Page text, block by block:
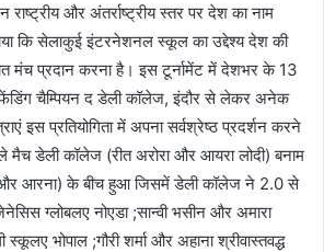
और अंतर्राष्ट्रीय स्तर पर देश का नाम
कि सेलाकुई इंटरनेशनल स्कूल का उद्देश्य देश की
मंच प्रदान करना है। इस टूर्नामेंट में देशभर के 13
चैम्पियन द डेली कॉलेज, इंदौर से लेकर अनेक
इस प्रतियोगिता में अपना सर्वश्रेष्ठ प्रदर्शन करने
मैच डेली कॉलेज (रीत अरोरा और आयरा लोदी) बनाम
और आरना) के बीच हुआ जिसमें डेली कॉलेज ने 2.0 से
ग्लोबलए नोएडा ;सान्वी भसीन और अमारा
स्कूलए भोपाल ;गौरी शर्मा और अहाना श्रीवास्तवद्ध